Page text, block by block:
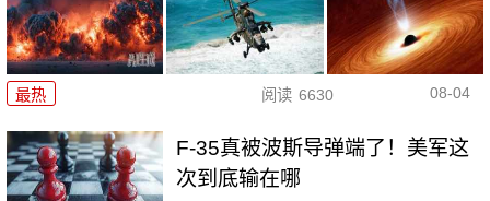
最热 阅读 6630 08-04
F-35真被波斯导弹端了！美军这
次到底输在哪